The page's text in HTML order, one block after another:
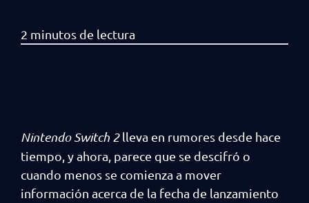
Nintendo Switch 2lleva en rumores desde hace
tiempo, y ahora, parece que se descifró o
cuando menos se comienza a mover
información acerca de la fecha de lanzamiento